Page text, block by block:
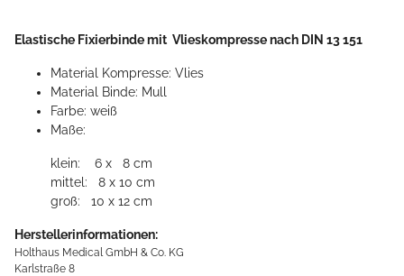
Elastische Fixierbinde mit Vlieskompresse nach DIN 13 151
Material Kompresse: Vlies
Material Binde: Mull
Farbe: weiß
Maße:
klein: 6 x 8 cm
mittel: 8 x 10 cm
groß: 10 x 12 cm
Herstellerinformationen:
Holthaus Medical GmbH & Co. KG
Karlstraße 8